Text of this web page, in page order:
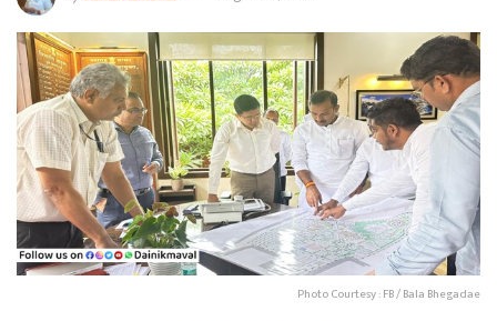
Photo Courtesy : FB / Bala Bhegadae